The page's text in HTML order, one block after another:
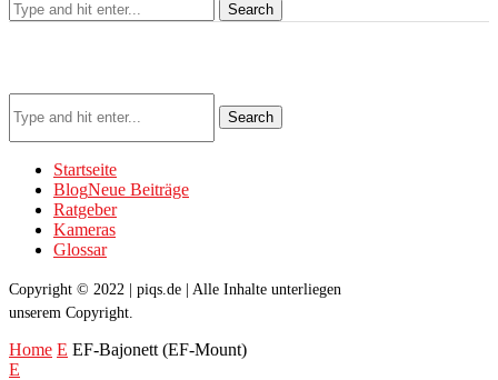
Search
Search
Startseite
BlogNeue Beiträge
Ratgeber
Kameras
Glossar
Copyright © 2022 | piqs.de | Alle Inhalte unterliegen
unserem Copyright.
Home E EF-Bajonett (EF-Mount)
E